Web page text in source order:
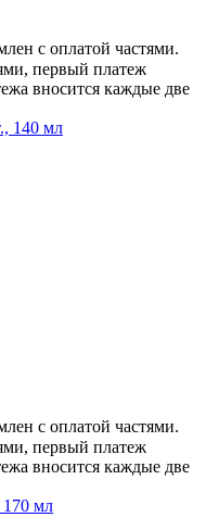
с оплатой частями.
первый платеж
вносится каждые две
140 мл
с оплатой частями.
первый платеж
вносится каждые две
мл